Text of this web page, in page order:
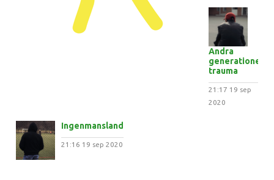
Andra
generationens
trauma
21:17 19 sep
2020
Ingenmansland
21:16 19 sep 2020